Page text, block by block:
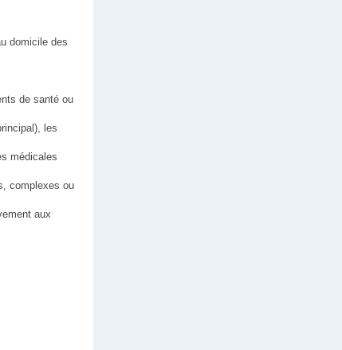
domicile des
de santé ou
les
médicales
complexes ou
aux